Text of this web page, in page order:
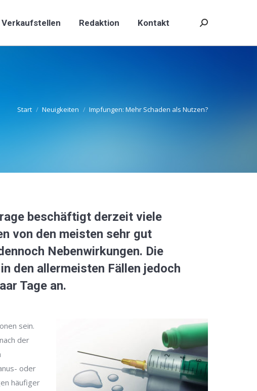
Verkaufstellen Redaktion Kontakt Search:
Start Neuigkeiten Impfungen: Mehr Schaden als Nutzen?
beschäftigt derzeit viele
von den meisten sehr gut
Nebenwirkungen. Die
den allermeisten Fällen jedoch
Tage an.
sein.
der
oder
häufiger
Search: